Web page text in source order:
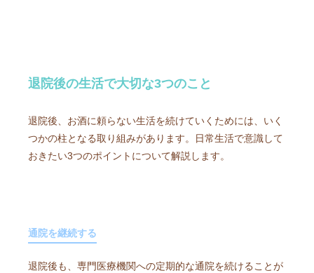
退院後の生活で大切な3つのこと
退院後、お酒に頼らない生活を続けていくためには、いく
つかの柱となる取り組みがあります。日常生活で意識して
おきたい3つのポイントについて解説します。
通院を継続する
退院後も、専門医療機関への定期的な通院を続けることが